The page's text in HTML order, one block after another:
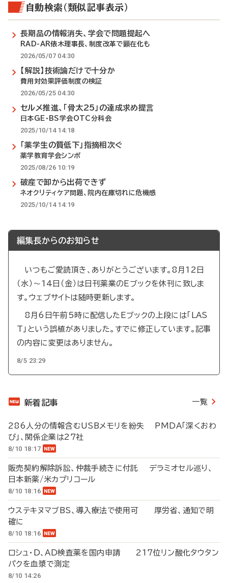
自動検索（類似記事表示）
長期品の情報消失、学会で問題提起へ
RAD-AR俵木理事長、制度改革で顕在化も
2026/05/07 04:30
【解説】技術論だけで十分か
費用対効果評価制度の検証
2026/05/25 04:30
セルメ推進、「骨太25」の達成求め提言
日本GE・BS学会OTC分科会
2025/10/14 14:18
「薬学生の質低下」指摘相次ぐ
薬学教育学会シンポ
2025/08/26 10:19
破産で卸から出荷できず
ネオクリティケア問題、院内在庫切れに危機感
2025/10/14 14:19
編集長からのお知らせ
いつもご愛読頂き、ありがとうございます。8月12日
（水）～14日（金）は日刊薬業のEブックを休刊に致しま
す。ウェブサイトは随時更新します。
8月6日午前5時に配信したEブックの上段には「LAS
T」という誤植がありました。すでに修正しています。記事
の内容に変更はありません。
8/5 23:29
新着記事 一覧
286人分の情報含むUSBメモリを紛失 PMDA「深くおわ
び」、関係企業は27社
8/10 18:17
販売契約解除訴訟、仲裁手続きに付託 デラミオセル巡り、
日本新薬/米カプリコール
8/10 18:16
ウステキヌマブBS、導入療法で使用可 厚労省、通知で明
確に
8/10 18:16
ロシュ・D、AD検査薬を国内申請 217位リン酸化タウタン
パクを血漿で測定
8/10 14:26